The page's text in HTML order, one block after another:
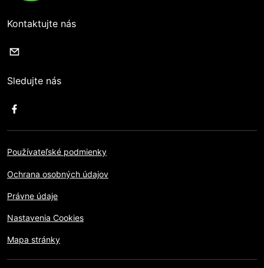
Kontaktujte nás
Sledujte nás
Používateľské podmienky
Ochrana osobných údajov
Právne údaje
Nastavenia Cookies
Mapa stránky